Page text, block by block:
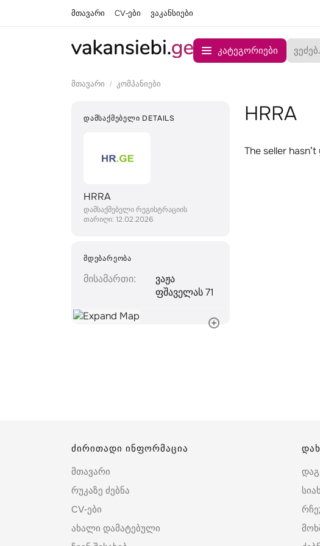
მთავარი CV-ები ვაკანსიები
კატეგორიები
მთავარი კომპანიები
ᲓᲐᲛᲡᲐᲥᲛᲔᲑᲔᲚᲘ DETAILS
HRRA
დამსაქმებელი რეგისტრაციის
თარიღი: 12.02.2026
ᲛᲓᲔᲑᲐᲠᲔᲝᲑᲐ
მისამართი
ვაჟა
ფშაველას 71
HRRA
The seller
ძირითადი ინფორმაცია
მთავარი
რუკაზე ძებნა
CV-ები
ახალი დამატებული